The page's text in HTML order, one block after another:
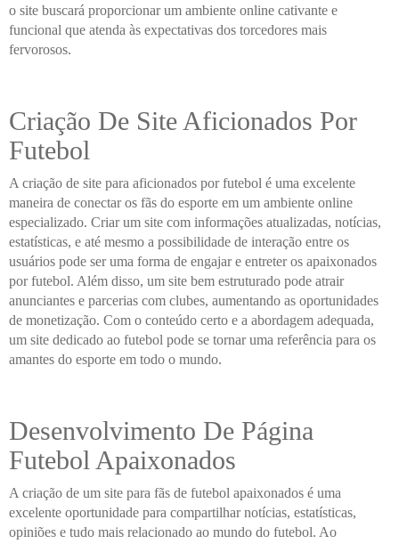
o site buscará proporcionar um ambiente online cativante e
funcional que atenda às expectativas dos torcedores mais
fervorosos.
Criação De Site Aficionados Por
Futebol
A criação de site para aficionados por futebol é uma excelente
maneira de conectar os fãs do esporte em um ambiente online
especializado. Criar um site com informações atualizadas, notícias,
estatísticas, e até mesmo a possibilidade de interação entre os
usuários pode ser uma forma de engajar e entreter os apaixonados
por futebol. Além disso, um site bem estruturado pode atrair
anunciantes e parcerias com clubes, aumentando as oportunidades
de monetização. Com o conteúdo certo e a abordagem adequada,
um site dedicado ao futebol pode se tornar uma referência para os
amantes do esporte em todo o mundo.
Desenvolvimento De Página
Futebol Apaixonados
A criação de um site para fãs de futebol apaixonados é uma
excelente oportunidade para compartilhar notícias, estatísticas,
opiniões e tudo mais relacionado ao mundo do futebol. Ao